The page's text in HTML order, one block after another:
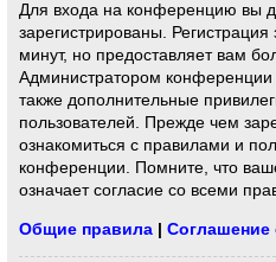
Для входа на конференцию вы
зарегистрированы. Регистрация
минут, но предоставляет вам
Администратором конференции
также дополнительные
пользователей. Прежде чем
ознакомиться с правилами и
конференции. Помните, что
означает согласие со всеми
Общие правила |Соглашение